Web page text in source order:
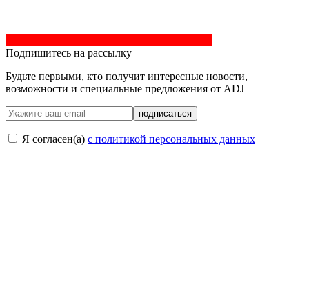
Подпишитесь на рассылку
Будьте первыми, кто получит интересные новости,
возможности и специальные предложения от ADJ
подписаться
Я согласен(a) с политикой персональных данных